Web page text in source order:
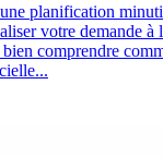
planification
votre demande à
comprendre